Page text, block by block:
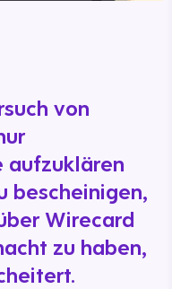
von
aufzuklären
bescheinigen,
Wirecard
zu haben,